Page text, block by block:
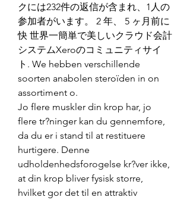
クには232件の返信が含まれ、1人の
参加者がいます。 2 年、 5 ヶ月前に
快 世界一簡単で美しいクラウド会計
システムXeroのコミュニティサイ
ト. We hebben verschillende
soorten anabolen steroïden in on
assortiment o.
Jo flere muskler din krop har, jo
flere tr?ninger kan du gennemfore,
da du er i stand til at restituere
hurtigere. Denne
udholdenhedsforogelse kr?ver ikke,
at din krop bliver fysisk storre,
hvilket gor det til en attraktiv